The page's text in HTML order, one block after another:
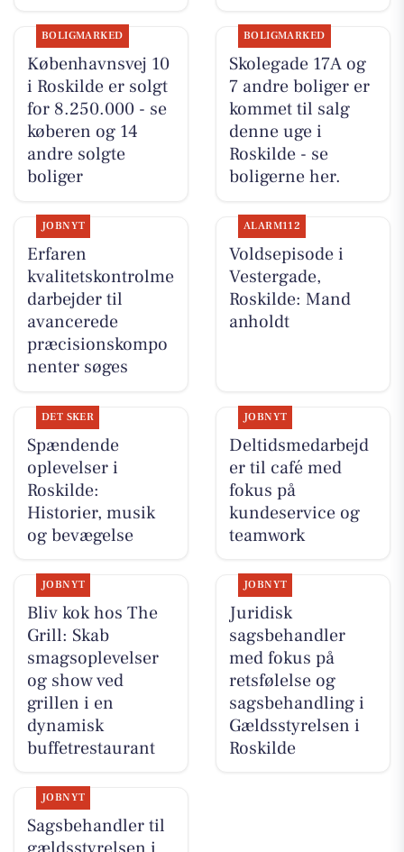
BOLIGMARKED
Københavnsvej 10
i Roskilde er solgt
for 8.250.000 - se
køberen og 14
andre solgte
boliger
BOLIGMARKED
Skolegade 17A og
7 andre boliger er
kommet til salg
denne uge i
Roskilde - se
boligerne her.
JOBNYT
Erfaren
kvalitetskontrolme
darbejder til
avancerede
præcisionskompo
nenter søges
ALARM112
Voldsepisode i
Vestergade,
Roskilde: Mand
anholdt
DET SKER
Spændende
oplevelser i
Roskilde:
Historier, musik
og bevægelse
JOBNYT
Deltidsmedarbejd
er til café med
fokus på
kundeservice og
teamwork
JOBNYT
Bliv kok hos The
Grill: Skab
smagsoplevelser
og show ved
grillen i en
dynamisk
buffetrestaurant
JOBNYT
Juridisk
sagsbehandler
med fokus på
retsfølelse og
sagsbehandling i
Gældsstyrelsen i
Roskilde
JOBNYT
Sagsbehandler til